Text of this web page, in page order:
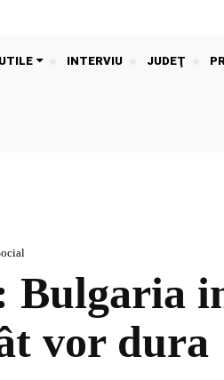
INTERVIU JUDEŢ
vor dura